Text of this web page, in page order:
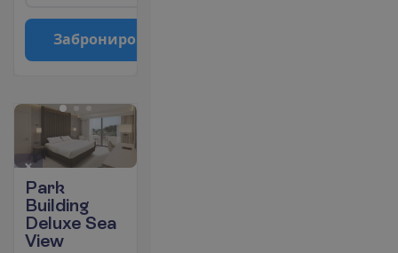
Заброниро
Park
Building
Deluxe Sea
View